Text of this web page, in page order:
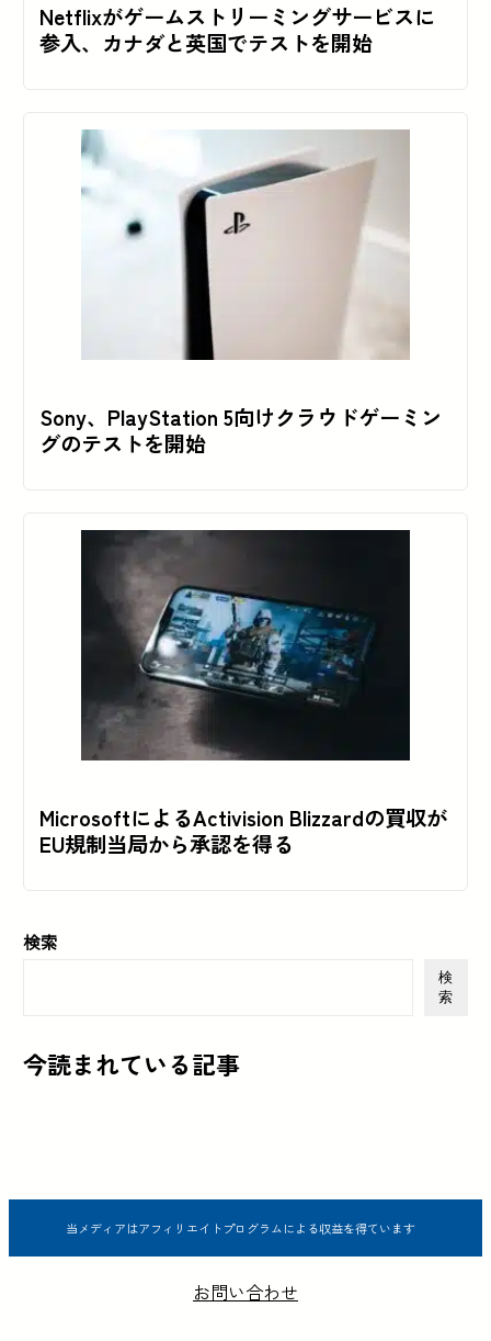
Netflixがゲームストリーミングサービスに
参入、カナダと英国でテストを開始
Sony、PlayStation 5向けクラウドゲーミン
グのテストを開始
MicrosoftによるActivision Blizzardの買収が
EU規制当局から承認を得る
検索
検
索
今読まれている記事
当メディアはアフィリエイトプログラムによる収益を得ています
お問い合わせ